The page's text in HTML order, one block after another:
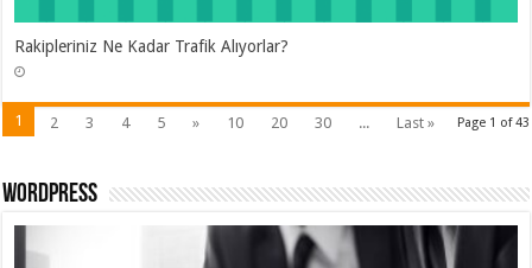
Rakipleriniz Ne Kadar Trafik Alıyorlar?
Page 1 of 43
1 2 3 4 5 » 10 20 30 ... Last »
Wordpress